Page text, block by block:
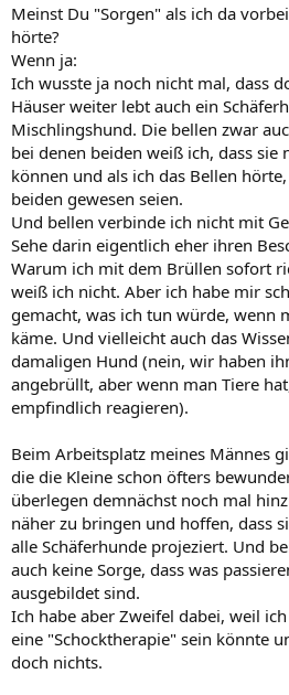
Meinst Du "Sorgen" als ich da
hörte?
Wenn ja:
Ich wusste ja noch nicht mal, dass
Häuser weiter lebt auch ein
Mischlingshund. Die bellen zwar
bei denen beiden weiß ich, dass sie
können und als ich das Bellen
beiden gewesen seien.
Und bellen verbinde ich nicht mit
Sehe darin eigentlich eher ihren
Warum ich mit dem Brüllen sofort
weiß ich nicht. Aber ich habe mir
gemacht, was ich tun würde, wenn
käme. Und vielleicht auch das
damaligen Hund (nein, wir haben
angebrüllt, aber wenn man Tiere
empfindlich reagieren).
Beim Arbeitsplatz meines Männes
die die Kleine schon öfters
überlegen demnächst noch mal
näher zu bringen und hoffen, dass
alle Schäferhunde projeziert. Und
auch keine Sorge, dass was
ausgebildet sind.
Ich habe aber Zweifel dabei, weil
eine "Schocktherapie" sein könnte
doch nichts.